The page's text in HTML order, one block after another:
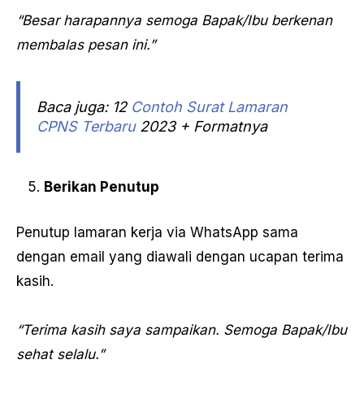
“Besar harapannya semoga Bapak/Ibu berkenan
membalas pesan ini.”
Baca juga: 12 Contoh Surat Lamaran
CPNS Terbaru2023 + Formatnya
Berikan Penutup
Penutup lamaran kerja via WhatsApp sama
dengan email yang diawali dengan ucapan terima
kasih.
“Terima kasih saya sampaikan. Semoga Bapak/Ibu
sehat selalu.”